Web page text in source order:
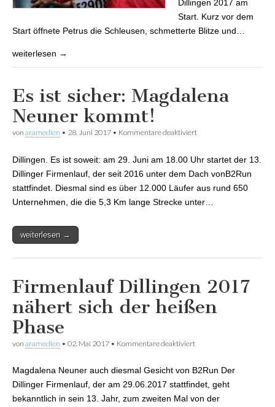
Dillingen 2017 am
Start. Kurz vor dem
Start öffnete Petrus die Schleusen, schmetterte Blitze und…
weiterlesen →
Es ist sicher: Magdalena
Neuner kommt!
von aramedien • 28. Juni 2017 • Kommentare deaktiviert
Dillingen. Es ist soweit: am 29. Juni am 18.00 Uhr startet der 13.
Dillinger Firmenlauf, der seit 2016 unter dem Dach vonB2Run
stattfindet. Diesmal sind es über 12.000 Läufer aus rund 650
Unternehmen, die die 5,3 Km lange Strecke unter…
weiterlesen →
Firmenlauf Dillingen 2017
nähert sich der heißen
Phase
von aramedien • 02. Mai 2017 • Kommentare deaktiviert
Magdalena Neuner auch diesmal Gesicht von B2Run Der
Dillinger Firmenlauf, der am 29.06.2017 stattfindet, geht
bekanntlich in sein 13. Jahr, zum zweiten Mal von der